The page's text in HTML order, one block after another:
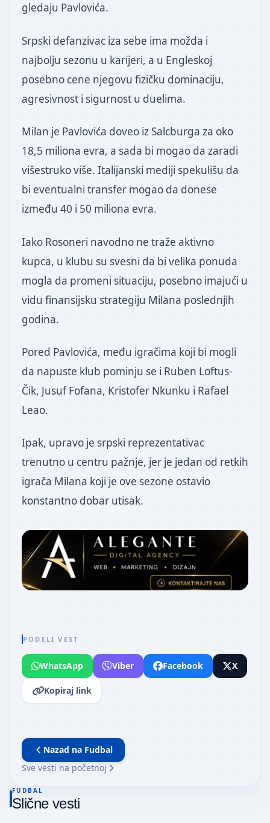
gledaju Pavlovića.
Srpski defanzivac iza sebe ima možda i
najbolju sezonu u karijeri, a u Engleskoj
posebno cene njegovu fizičku dominaciju,
agresivnost i sigurnost u duelima.
Milan je Pavlovića doveo iz Salcburga za oko
18,5 miliona evra, a sada bi mogao da zaradi
višestruko više. Italijanski mediji spekulišu da
bi eventualni transfer mogao da donese
između 40 i 50 miliona evra.
Iako Rosoneri navodno ne traže aktivno
kupca, u klubu su svesni da bi velika ponuda
mogla da promeni situaciju, posebno imajući u
vidu finansijsku strategiju Milana poslednjih
godina.
Pored Pavlovića, među igračima koji bi mogli
da napuste klub pominju se i Ruben Loftus-
Čik, Jusuf Fofana, Kristofer Nkunku i Rafael
Leao.
Ipak, upravo je srpski reprezentativac
trenutno u centru pažnje, jer je jedan od retkih
igrača Milana koji je ove sezone ostavio
konstantno dobar utisak.
PODELI VEST
WhatsApp Viber Facebook X
Kopiraj link
Nazad na Fudbal
Sve vesti na početnoj
FUDBAL
Slične vesti